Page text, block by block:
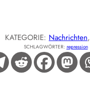
KATEGORIE: Nachrichten,
SCHLAGWÖRTER: repression